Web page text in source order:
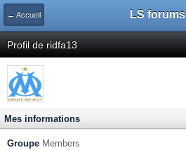
← Accueil LS forums
Profil de ridfa13
Mes informations
Groupe Members